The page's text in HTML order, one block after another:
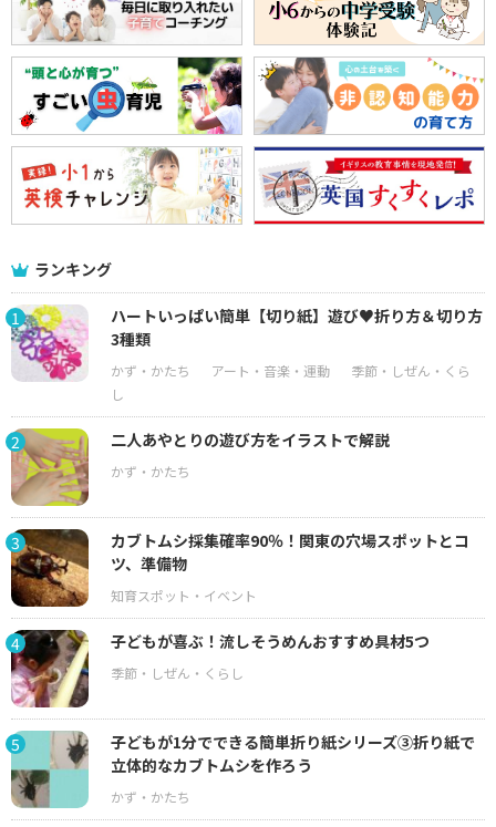
ランキング
1
ハートいっぱい簡単【切り紙】遊び♥折り方＆切り方
3種類
2 二人あやとりの遊び方をイラストで解説
3
カブトムシ採集確率90％！関東の穴場スポットとコ
ツ、準備物
4 子どもが喜ぶ！流しそうめんおすすめ具材5つ
5
子どもが1分でできる簡単折り紙シリーズ③折り紙で
立体的なカブトムシを作ろう